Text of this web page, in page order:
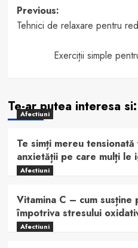
Post
navigation
Previous:
Tehnici de relaxare pentru
Exerciții simple
Te-ar putea interesa si:
Afectiuni
Te simți mereu
anxietății pe care mulți le
Afectiuni
Vitamina C – cum
împotriva stresului
Afectiuni